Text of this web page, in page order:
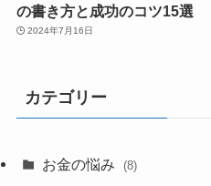
の書き方と成功のコツ15選
2024年7月16日
カテゴリー
お金の悩み (8)